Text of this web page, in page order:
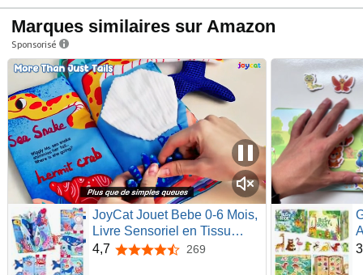
Marques similaires sur Amazon
Sponsorisé
JoyCat Jouet Bebe 0-6 Mois,
Livre Sensoriel en Tissu
Doux pour Nouveau-né, Livre
4,7 4,7 sur 5 étoiles
269